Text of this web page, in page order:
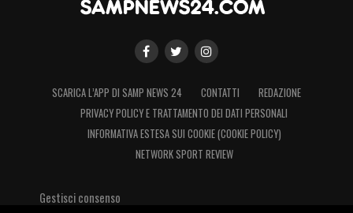
SCARICA L’APP DI SAMP NEWS 24 CONTATTI
REDAZIONE
PRIVACY POLICY E TRATTAMENTO DEI DATI PERSONALI
INFORMATIVA ESTESA SUI COOKIE (COOKIE POLICY)
NETWORK SPORT REVIEW
Gestisci consenso